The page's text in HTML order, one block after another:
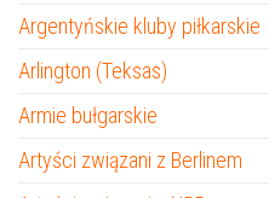
Argentyńskie kluby piłkarskie
Arlington (Teksas)
Armie bułgarskie
Artyści związani z Berlinem